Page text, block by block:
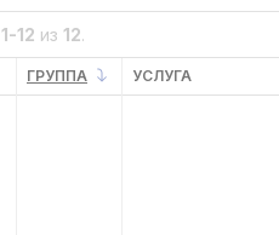
1-12 из 12.
ГРУППА УСЛУГА